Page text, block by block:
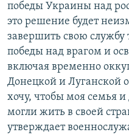
победы Украины над
это решение будет
завершить свою службу
победы над врагом и
включая временно
Донецкой и Луганской
хочу, чтобы моя семья
могли жить в своей
утверждает